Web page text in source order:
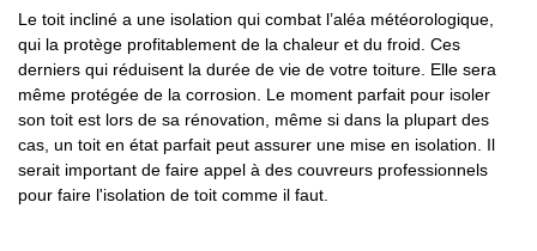
Le toit incliné a une isolation qui combat l’aléa météorologique,
qui la protège profitablement de la chaleur et du froid. Ces
derniers qui réduisent la durée de vie de votre toiture. Elle sera
même protégée de la corrosion. Le moment parfait pour isoler
son toit est lors de sa rénovation, même si dans la plupart des
cas, un toit en état parfait peut assurer une mise en isolation. Il
serait important de faire appel à des couvreurs professionnels
pour faire l'isolation de toit comme il faut.